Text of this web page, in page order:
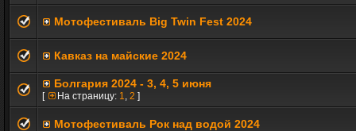
Мотофестиваль Big Twin Fest 2024
Кавказ на майские 2024
Болгария 2024 - 3, 4, 5 июня
[ На страницу: 1, 2 ]
Мотофестиваль Рок над водой 2024